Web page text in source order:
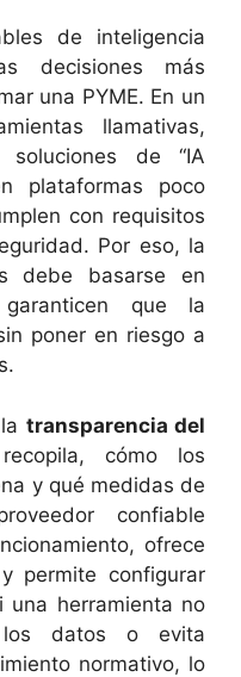
de inteligencia
decisiones más
una PYME. En un
llamativas,
soluciones de “IA
plataformas poco
con requisitos
Por eso, la
debe basarse en
que la
poner en riesgo a
transparencia del
cómo los
y qué medidas de
confiable
ofrece
permite configurar
una herramienta no
los datos o evita
normativo, lo